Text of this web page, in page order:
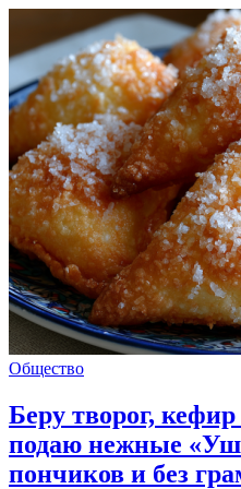
Общество
Беру творог,
подаю нежные
пончиков и без